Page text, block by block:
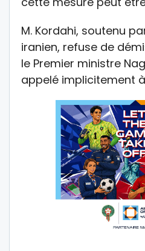
M. Kordahi, soutenu
iranien, refuse de
le Premier ministre
appelé implicitement